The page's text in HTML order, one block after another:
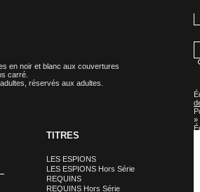
en noir et blanc aux couvertures
carré.
réservés aux adultes.
»
TITRES
LES ESPIONS
LES ESPIONS Hors Série
REQUINS
REQUINS Hors Série